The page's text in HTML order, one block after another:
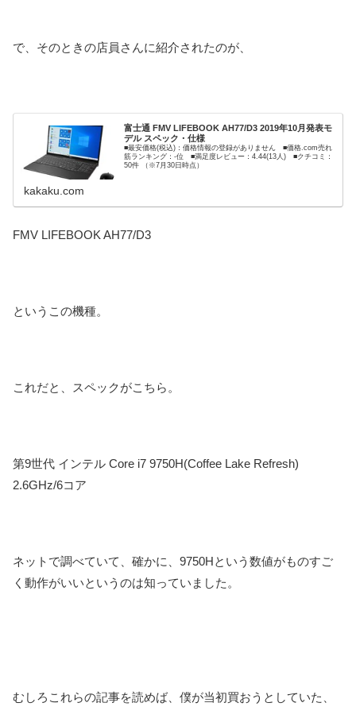
で、そのときの店員さんに紹介されたのが、
富士通 FMV LIFEBOOK AH77/D3 2019年10月発表モ
デル スペック・仕様
■最安価格(税込)：価格情報の登録がありません ■価格.com売れ
筋ランキング：-位 ■満足度レビュー：4.44(13人) ■クチコミ：
50件 （※7月30日時点）
kakaku.com
FMV LIFEBOOK AH77/D3
というこの機種。
これだと、スペックがこちら。
第9世代 インテル Core i7 9750H(Coffee Lake Refresh)
2.6GHz/6コア
ネットで調べていて、確かに、9750Hという数値がものすご
く動作がいいというのは知っていました。
むしろこれらの記事を読めば、僕が当初買おうとしていた、